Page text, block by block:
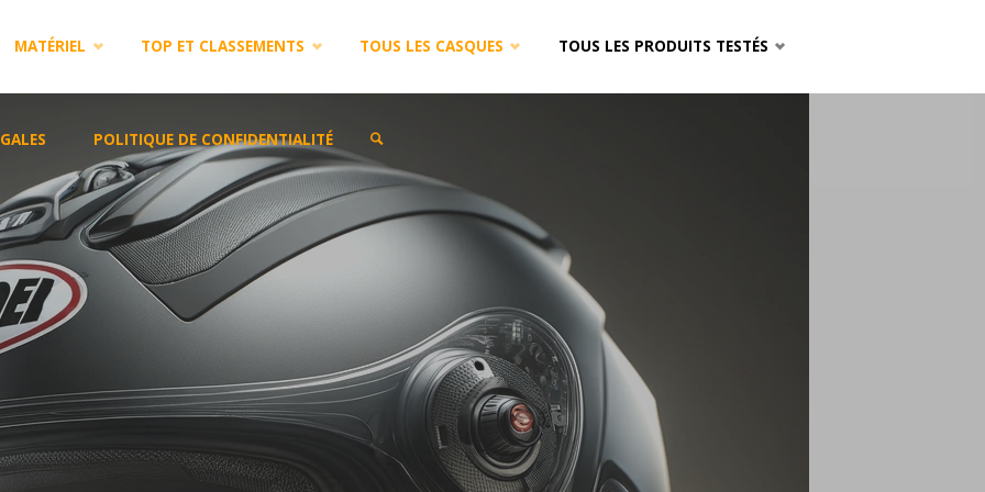
MATÉRIEL TOP ET CLASSEMENTS TOUS LES CASQUES TOUS LES PRODUITS TESTÉS
POLITIQUE DE CONFIDENTIALITÉ
SEARCH